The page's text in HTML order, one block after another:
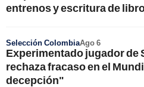
entrenos y escritura de
Selección ColombiaAgo 6
Experimentado jugador de
rechaza fracaso en el
decepción"